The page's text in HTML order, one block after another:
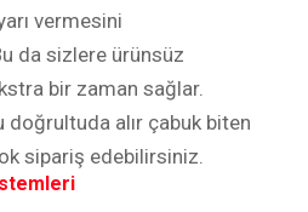
vermesini
da sizlere ürünsüz
bir zaman sağlar.
doğrultuda alır çabuk biten
sipariş edebilirsiniz.